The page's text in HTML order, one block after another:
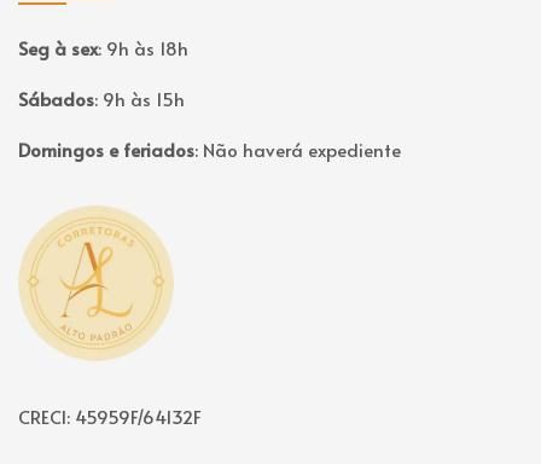
Seg à sex: 9h às 18h
Sábados: 9h às 15h
Domingos e feriados: Não haverá expediente
Página inicial
CRECI: 45959F/64132F